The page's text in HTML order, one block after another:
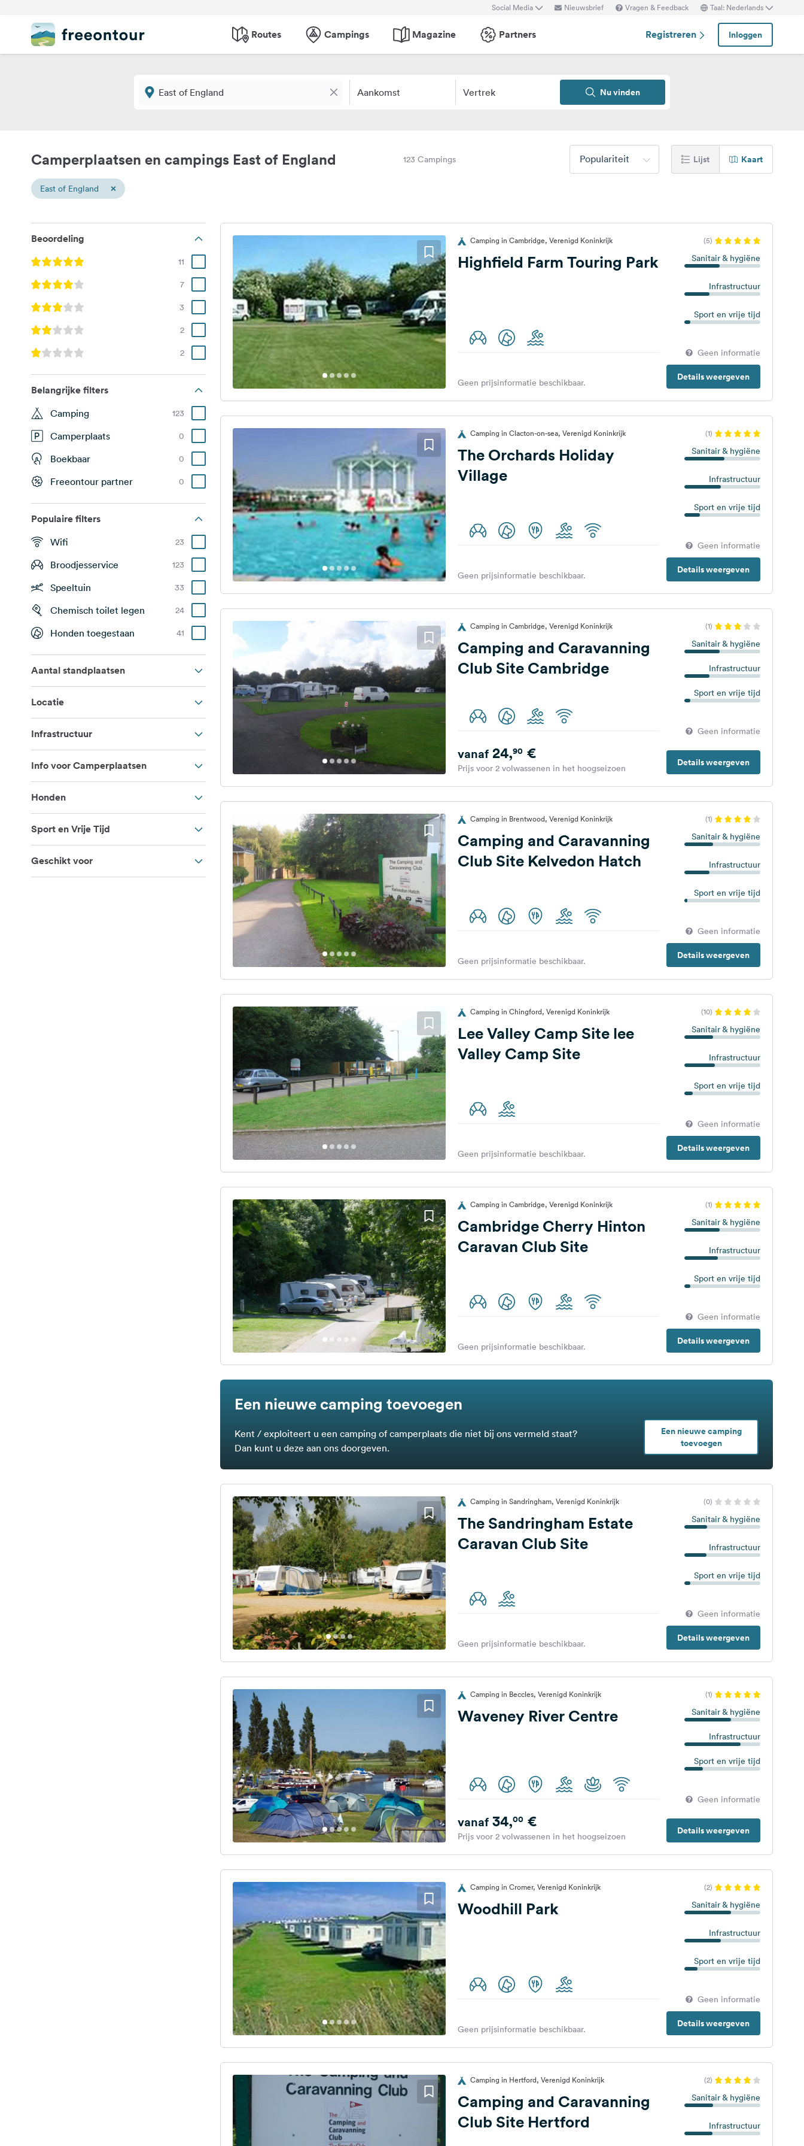
Social Media Nieuwsbrief Vragen & Feedback Taal: Nederlands
Routes Campings Magazine Partners Registreren Inloggen
Aankomst Vertrek Nu vinden
Camperplaatsen en campings East of England 123 Campings Populariteit Lijst Kaart
East of England ×
Beoordeling
11
7
3
2
2
Belangrijke filters
Camping 123
Camperplaats 0
Boekbaar 0
Freeontour partner 0
Populaire filters
Wifi 23
Broodjesservice 123
Speeltuin 33
Chemisch toilet legen 24
Honden toegestaan 41
Aantal standplaatsen
Locatie
Infrastructuur
Info voor Camperplaatsen
Honden
Sport en Vrije Tijd
Geschikt voor
Camping in Cambridge, Verenigd Koninkrijk (5)
Highfield Farm Touring Park Sanitair & hygiëne
Infrastructuur
Sport en vrije tijd
Geen informatie
Details weergeven
Geen prijsinformatie beschikbaar.
Camping in Clacton-on-sea, Verenigd Koninkrijk (1)
The Orchards Holiday
Village
Sanitair & hygiëne
Infrastructuur
Sport en vrije tijd
Geen informatie
Details weergeven
Geen prijsinformatie beschikbaar.
Camping in Cambridge, Verenigd Koninkrijk (1)
Camping and Caravanning
Club Site Cambridge
Sanitair & hygiëne
Infrastructuur
Sport en vrije tijd
Geen informatie
Details weergeven
vanaf24,90€
Prijs voor 2 volwassenen in het hoogseizoen
Camping in Brentwood, Verenigd Koninkrijk (1)
Camping and Caravanning
Club Site Kelvedon Hatch
Sanitair & hygiëne
Infrastructuur
Sport en vrije tijd
Geen informatie
Details weergeven
Geen prijsinformatie beschikbaar.
Camping in Chingford, Verenigd Koninkrijk (10)
Lee Valley Camp Site lee
Valley Camp Site
Sanitair & hygiëne
Infrastructuur
Sport en vrije tijd
Geen informatie
Details weergeven
Geen prijsinformatie beschikbaar.
Camping in Cambridge, Verenigd Koninkrijk (1)
Cambridge Cherry Hinton
Caravan Club Site
Sanitair & hygiëne
Infrastructuur
Sport en vrije tijd
Geen informatie
Details weergeven
Geen prijsinformatie beschikbaar.
Een nieuwe camping toevoegen
Kent / exploiteert u een camping of camperplaats die niet bij ons vermeld staat?
Dan kunt u deze aan ons doorgeven.
Een nieuwe camping
toevoegen
Camping in Sandringham, Verenigd Koninkrijk (0)
The Sandringham Estate
Caravan Club Site
Sanitair & hygiëne
Infrastructuur
Sport en vrije tijd
Geen informatie
Details weergeven
Geen prijsinformatie beschikbaar.
Camping in Beccles, Verenigd Koninkrijk (1)
Waveney River Centre Sanitair & hygiëne
Infrastructuur
Sport en vrije tijd
Geen informatie
Details weergeven
vanaf34,00€
Prijs voor 2 volwassenen in het hoogseizoen
Camping in Cromer, Verenigd Koninkrijk (2)
Woodhill Park Sanitair & hygiëne
Infrastructuur
Sport en vrije tijd
Geen informatie
Details weergeven
Geen prijsinformatie beschikbaar.
Camping in Hertford, Verenigd Koninkrijk (2)
Camping and Caravanning
Club Site Hertford
Sanitair & hygiëne
Infrastructuur